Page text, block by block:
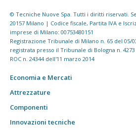
© Tecniche Nuove Spa. Tutti i diritti riservati.
20157 Milano | Codice fiscale, Partita IVA e
imprese di Milano: 00753480151
Registrazione Tribunale di Milano n. 65 del 05/
registrata presso il Tribunale di Bologna n. 4273
ROC n. 24344 dell'11 marzo 2014
Economia e Mercati
Attrezzature
Componenti
Innovazioni tecniche